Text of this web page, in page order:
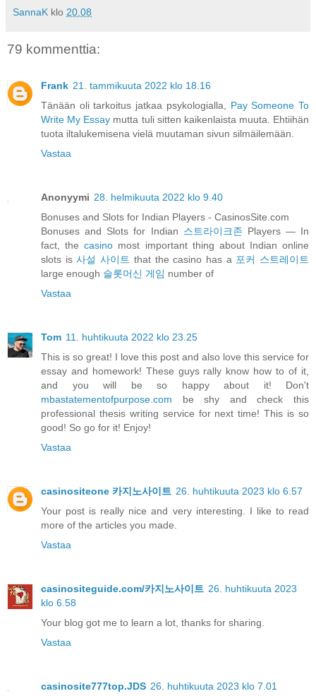
SannaK klo 20.08
79 kommenttia:
Frank 21. tammikuuta 2022 klo 18.16
Tänään oli tarkoitus jatkaa psykologialla, Pay Someone To
Write My Essay mutta tuli sitten kaikenlaista muuta. Ehtiihän
tuota iltalukemisena vielä muutaman sivun silmäilemään.
Vastaa
Anonyymi 28. helmikuuta 2022 klo 9.40
Bonuses and Slots for Indian Players - CasinosSite.com
Bonuses and Slots for Indian 스트라이크존 Players — In
fact, thecasino most important thing about Indian online
slots is사설 사이트 that the casino has a 포커 스트레이트
large enough 슬롯머신 게임 number of
Vastaa
Tom 11. huhtikuuta 2022 klo 23.25
This is so great! I love this post and also love this service for
essay and homework! These guys rally know how to of it,
and you will be so happy about it! Don't
mbastatementofpurpose.com be shy and check this
professional thesis writing service for next time! This is so
good! So go for it! Enjoy!
Vastaa
casinositeone 카지노사이트 26. huhtikuuta 2023 klo 6.57
Your post is really nice and very interesting. I like to read
more of the articles you made.
Vastaa
casinositeguide.com/카지노사이트 26. huhtikuuta 2023
klo 6.58
Your blog got me to learn a lot, thanks for sharing.
Vastaa
casinosite777top.JDS 26. huhtikuuta 2023 klo 7.01